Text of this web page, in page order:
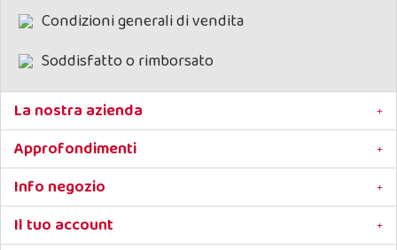
Condizioni generali di vendita
Soddisfatto o rimborsato
La nostra azienda
Approfondimenti
Info negozio
Il tuo account